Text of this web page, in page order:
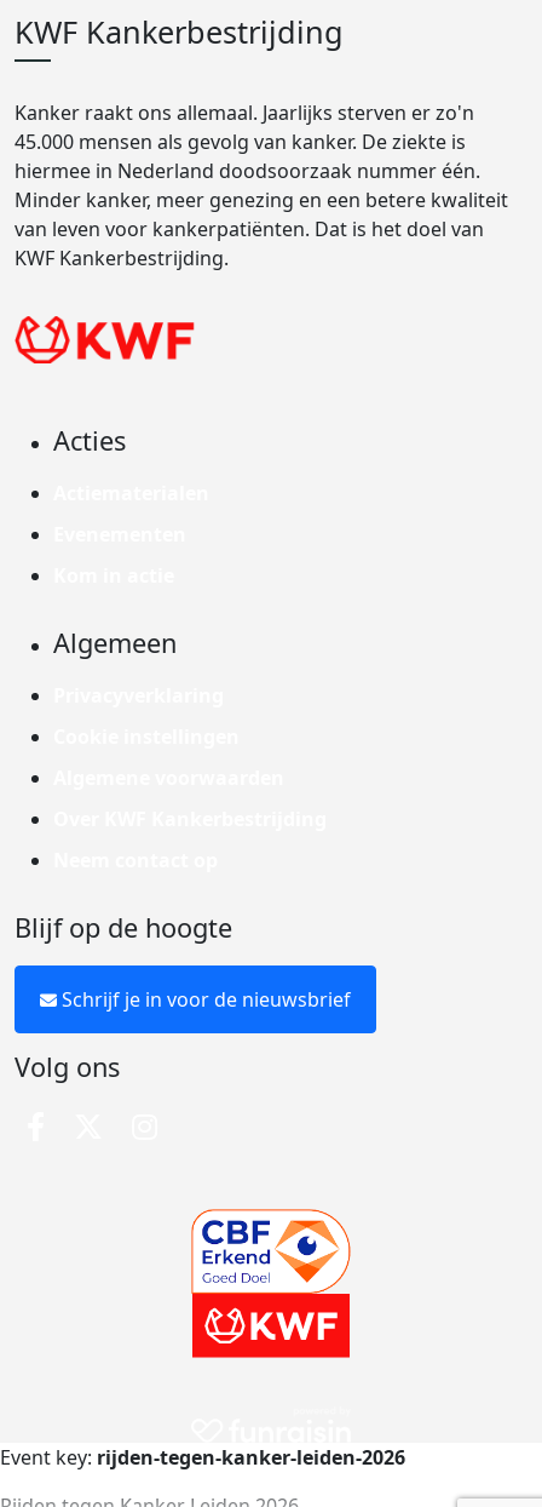
KWF Kankerbestrijding
Kanker raakt ons allemaal. Jaarlijks sterven er zo'n
45.000 mensen als gevolg van kanker. De ziekte is
hiermee in Nederland doodsoorzaak nummer één.
Minder kanker, meer genezing en een betere kwaliteit
van leven voor kankerpatiënten. Dat is het doel van
KWF Kankerbestrijding.
Acties
Algemeen
Blijf op de hoogte
Schrijf je in voor de nieuwsbrief
Volg ons
Event key: rijden-tegen-kanker-leiden-2026